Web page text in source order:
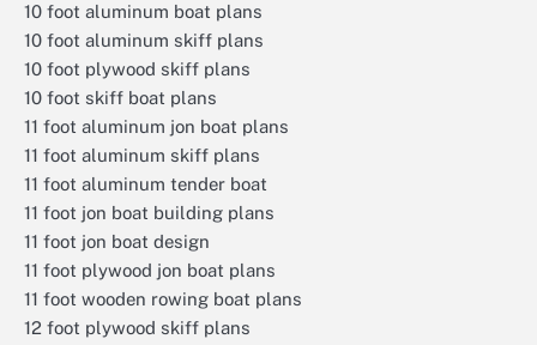
10 foot aluminum boat plans
10 foot aluminum skiff plans
10 foot plywood skiff plans
10 foot skiff boat plans
11 foot aluminum jon boat plans
11 foot aluminum skiff plans
11 foot aluminum tender boat
11 foot jon boat building plans
11 foot jon boat design
11 foot plywood jon boat plans
11 foot wooden rowing boat plans
12 foot plywood skiff plans